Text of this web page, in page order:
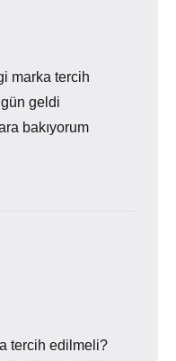
marka tercih
geldi
bakıyorum
tercih edilmeli?